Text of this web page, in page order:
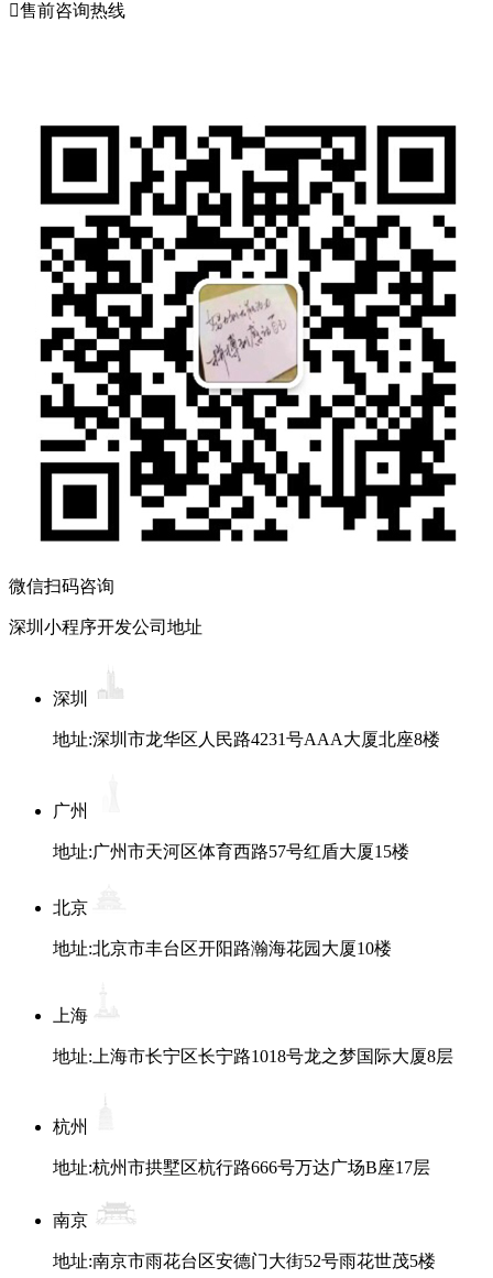
售前咨询热线
微信扫码咨询
深圳小程序开发公司地址
深圳
地址:深圳市龙华区人民路4231号AAA大厦北座8楼
广州
地址:广州市天河区体育西路57号红盾大厦15楼
北京
地址:北京市丰台区开阳路瀚海花园大厦10楼
上海
地址:上海市长宁区长宁路1018号龙之梦国际大厦8层
杭州
地址:杭州市拱墅区杭行路666号万达广场B座17层
南京
地址:南京市雨花台区安德门大街52号雨花世茂5楼